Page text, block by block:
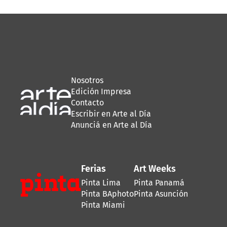
Nosotros
Edición Impresa
Contacto
Escribir en Arte al Día
Anunciá en Arte al Día
Ferias
Pinta Lima
Pinta BAphoto
Pinta Miami
Art Weeks
Pinta Panamá
Pinta Asunción